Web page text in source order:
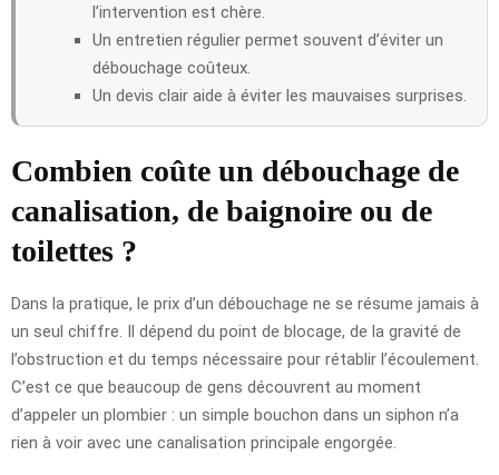
l’intervention est chère.
Un entretien régulier permet souvent d’éviter un
débouchage coûteux.
Un devis clair aide à éviter les mauvaises surprises.
Combien coûte un débouchage de
canalisation, de baignoire ou de
toilettes ?
Dans la pratique, le prix d’un débouchage ne se résume jamais à
un seul chiffre. Il dépend du point de blocage, de la gravité de
l’obstruction et du temps nécessaire pour rétablir l’écoulement.
C’est ce que beaucoup de gens découvrent au moment
d’appeler un plombier : un simple bouchon dans un siphon n’a
rien à voir avec une canalisation principale engorgée.